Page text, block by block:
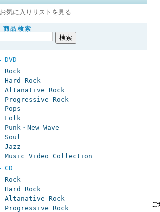
お気に入りリストを見る
商品検索
DVD
Rock
Hard Rock
Altanative Rock
Progressive Rock
Pops
Folk
Punk・New Wave
Soul
Jazz
Music Video Collection
CD
Rock
Hard Rock
Altanative Rock
Progressive Rock
ご